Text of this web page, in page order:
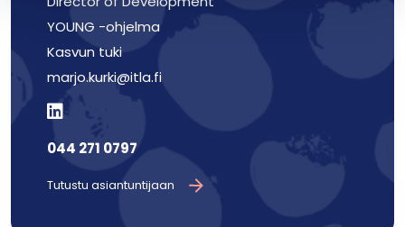
YOUNG -ohjelma
Kasvun tuki
marjo.kurki@itla.fi
044 271 0797
Tutustu asiantuntijaan